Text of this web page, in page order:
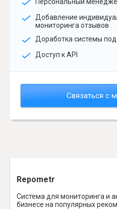
Добавление
мониторинга отзывов
Доработка системы
Доступ к API
Связаться с
Repometr
Система для мониторинга и
бизнесе на популярных